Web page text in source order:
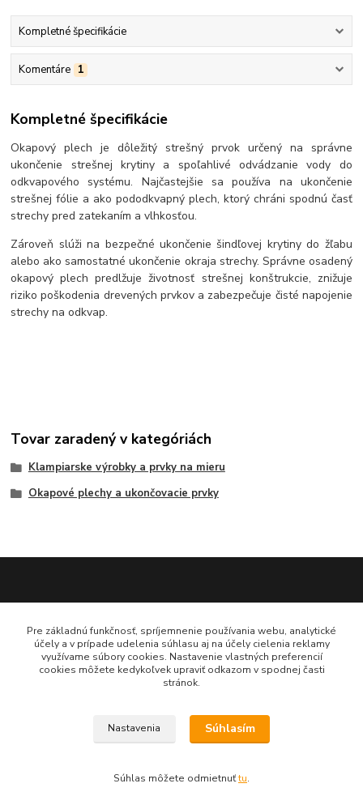
Kompletné špecifikácie
Komentáre 1
Kompletné špecifikácie
Okapový plech je dôležitý strešný prvok určený na správne
ukončenie strešnej krytiny a spoľahlivé odvádzanie vody do
odkvapového systému. Najčastejšie sa používa na ukončenie
strešnej fólie a ako pododkvapný plech, ktorý chráni spodnú časť
strechy pred zatekaním a vlhkosťou.
Zároveň slúži na bezpečné ukončenie šindľovej krytiny do žľabu
alebo ako samostatné ukončenie okraja strechy. Správne osadený
okapový plech predlžuje životnosť strešnej konštrukcie, znižuje
riziko poškodenia drevených prvkov a zabezpečuje čisté napojenie
strechy na odkvap.
Tovar zaradený v kategóriách
Klampiarske výrobky a prvky na mieru
Okapové plechy a ukončovacie prvky
0948 484 313
Po-Pia 7:30-16:00 hod
doplnkykstrecham@gmail.com
Vytvorené na Eshop-rychlo.sk
Pre základnú funkčnosť, spríjemnenie používania webu, analytické
účely a v prípade udelenia súhlasu aj na účely cielenia reklamy
využívame súbory cookies. Nastavenie vlastných preferencií
cookies môžete kedykoľvek upraviť odkazom v spodnej časti
stránok.
Nastavenia Súhlasím
Súhlas môžete odmietnuťtu.